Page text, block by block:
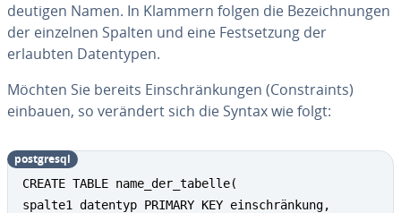
deu­ti­gen Namen. In Klammern folgen die Be­zeich­nun­gen
der einzelnen Spalten und eine Fest­set­zung der
erlaubten Da­ten­ty­pen.
Möchten Sie bereits Ein­schrän­kun­gen (Cons­traints)
einbauen, so verändert sich die Syntax wie folgt:
CREATE TABLE name_der_tabelle(
spalte1 datentyp PRIMARY KEY einschränkung,
post­gres­ql